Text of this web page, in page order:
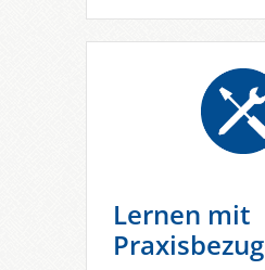
Lernen mit
Praxisbezug